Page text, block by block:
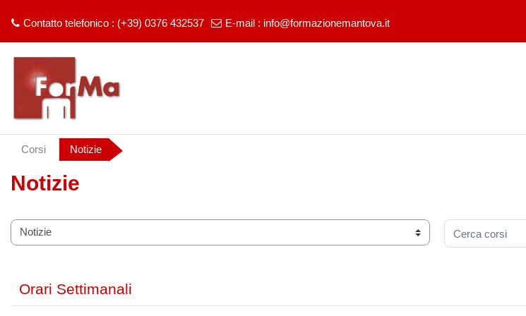
Contatto telefonico : (+39) 0376 432537 E-mail : info@formazionemantova.it
Corsi Notizie
Notizie
di corso
Cerca corsi
Orari Settimanali